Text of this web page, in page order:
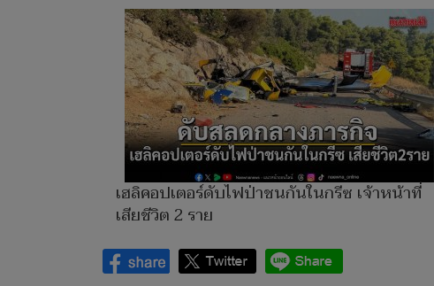
เฮลิคอปเตอร์ดับไฟป่าชนกันในกรีซ เจ้าหน้าที่
เสียชีวิต 2 ราย